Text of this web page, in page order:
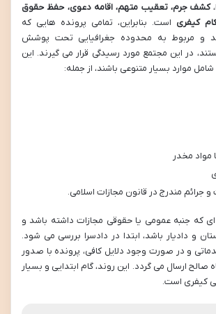
کشف جرم، تعقیب متهم، اقامه دعوی، حفظ حقوق
کیفری است. بنابراین، تمامی پرونده هایی که
و مربوط به محدوده جغرافیایی تحت پوشش
ناحیه ۶ هستند، در این مجتمع مورد رسیدگی قرار می گیرند. این
موارد بسیار متنوعی باشند، از جمله:
مواد مخدر
و جرائم مندرج در قانون مجازات اسلامی.
ای که جنبه عمومی یا حقوقی مجازات داشته باشد و
و دادیار باشد، ابتدا در دادسرا بررسی می شود.
و در صورت وجود دلایل کافی، پرونده با صدور
صالح ارسال می گردد. این روند، گام ابتدایی و بسیار
کیفری است.